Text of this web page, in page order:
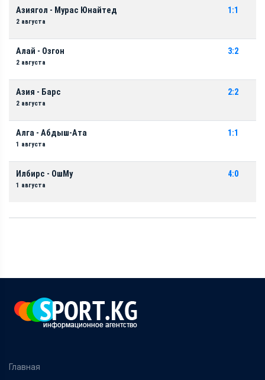
Азиягол - Мурас Юнайтед
2 августа
1:1
Алай - Озгон
2 августа
3:2
Азия - Барс
2 августа
2:2
Алга - Абдыш-Ата
1 августа
1:1
Илбирс - ОшМу
1 августа
4:0
Главная